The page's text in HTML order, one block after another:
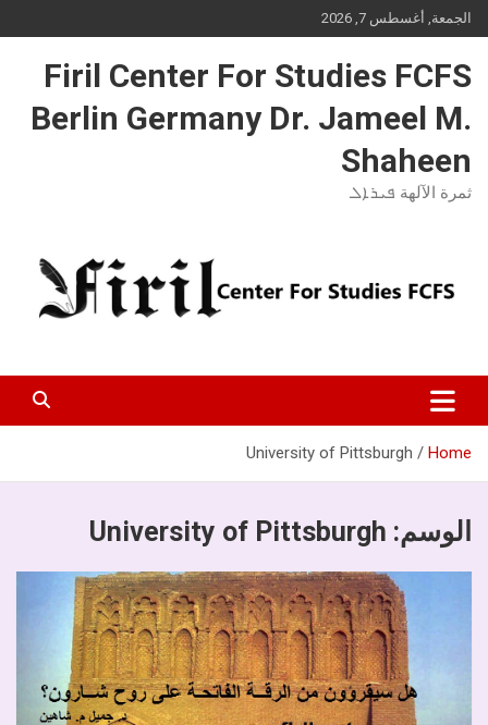
Skip
to
الجمعة, أغسطس 7, 2026
Firil Center For Studies FCFS
Berlin Germany Dr. Jameel M.
Shaheen
ثمرة الآلهة ܦܝܪܐܠ
Home
University of Pittsburgh
الوسم: University of Pittsburgh